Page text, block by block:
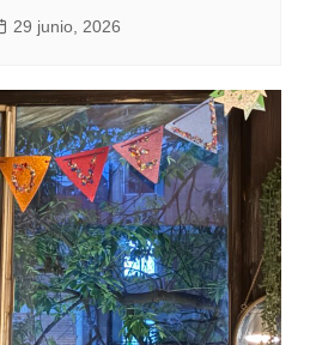
29 junio, 2026